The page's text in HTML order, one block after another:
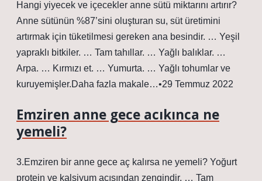
Hangi yiyecek ve içecekler anne sütü miktarını artırır?
Anne sütünün %87’sini oluşturan su, süt üretimini
artırmak için tüketilmesi gereken ana besindir. … Yeşil
yapraklı bitkiler. … Tam tahıllar. … Yağlı balıklar. …
Arpa. … Kırmızı et. … Yumurta. … Yağlı tohumlar ve
kuruyemişler.Daha fazla makale…•29 Temmuz 2022
Emziren anne gece acıkınca ne
yemeli?
3.Emziren bir anne gece aç kalırsa ne yemeli? Yoğurt
protein ve kalsiyum açısından zengindir. … Tam